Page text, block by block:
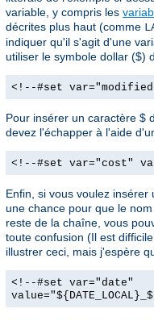
variable, y compris les
décrites plus haut (comme
indiquer qu'il s'agit d'une
utiliser le symbole dollar ($)
<!--#set var="modified"
Pour insérer un caractère $
devez l'échapper à l'aide
<!--#set var="cost"
Enfin, si vous voulez
une chance pour que le
reste de la chaîne, vous
toute confusion (Il est
illustrer ceci, mais j'espère
<!--#set var="date"